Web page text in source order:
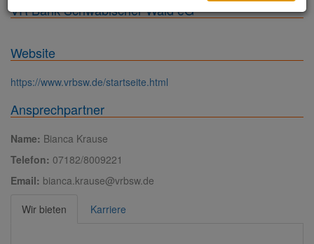
VR Bank Schwäbischer Wald eG
Website
https://www.vrbsw.de/startseite.html
Ansprechpartner
Name: Bianca Krause
Telefon: 07182/8009221
Email: bianca.krause@vrbsw.de
Wir bieten Karriere